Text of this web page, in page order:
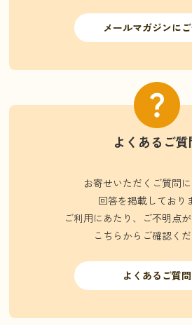
メールマガジンに
よくあるご質
お寄せいただくご質問に
回答を掲載しており
ご利用にあたり、ご不明点が
こちらからご確認くだ
よくあるご質問